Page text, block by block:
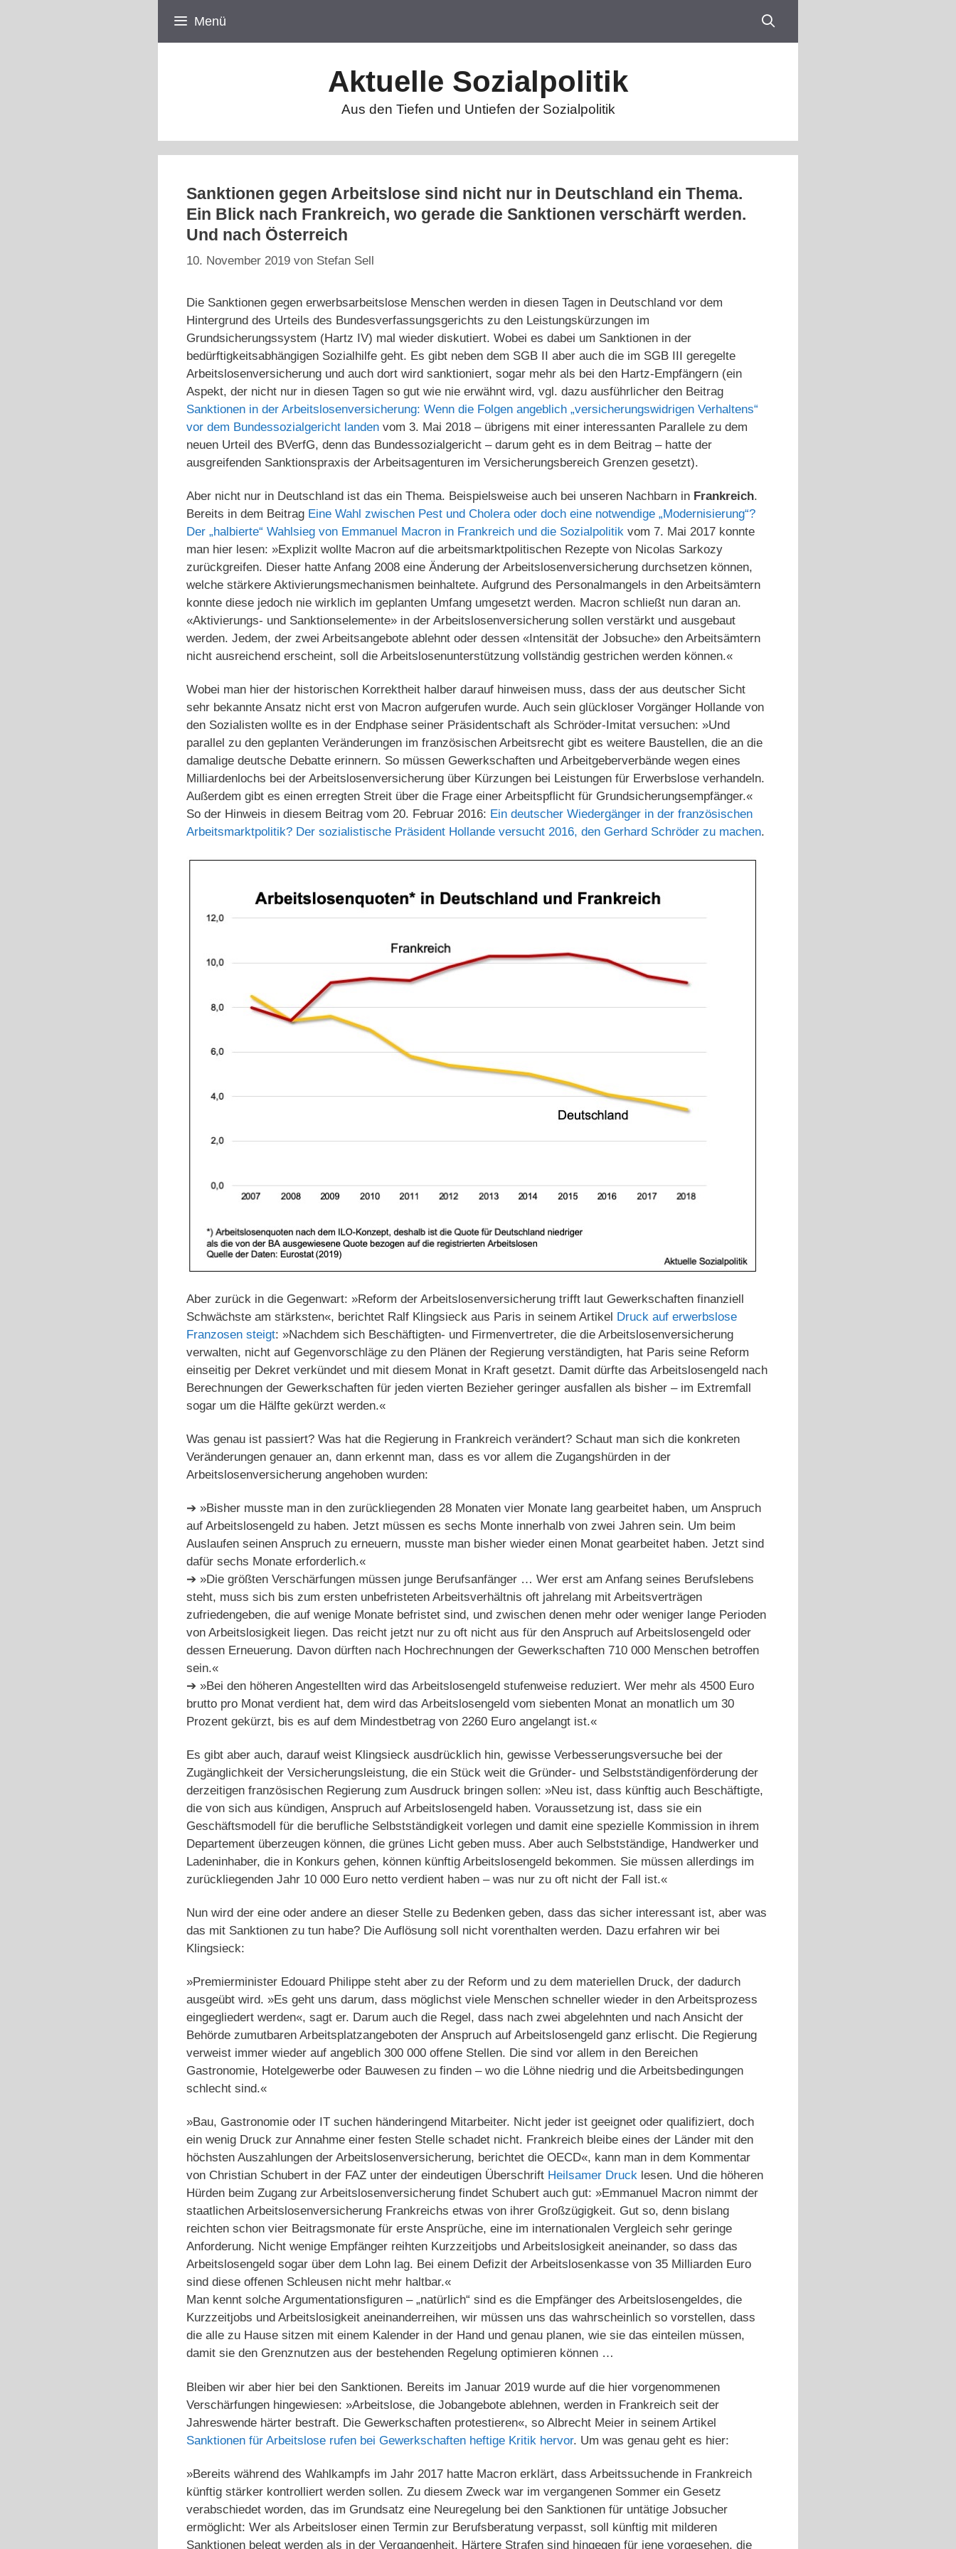
Menü
Aktuelle Sozialpolitik
Aus den Tiefen und Untiefen der Sozialpolitik
Sanktionen gegen Arbeitslose sind nicht nur in Deutschland ein Thema.
Ein Blick nach Frankreich, wo gerade die Sanktionen verschärft werden.
Und nach Österreich
10. November 2019 von Stefan Sell
Die Sanktionen gegen erwerbsarbeitslose Menschen werden in diesen Tagen in Deutschland vor dem
Hintergrund des Urteils des Bundesverfassungsgerichts zu den Leistungskürzungen im
Grundsicherungssystem (Hartz IV) mal wieder diskutiert. Wobei es dabei um Sanktionen in der
bedürftigkeitsabhängigen Sozialhilfe geht. Es gibt neben dem SGB II aber auch die im SGB III geregelte
Arbeitslosenversicherung und auch dort wird sanktioniert, sogar mehr als bei den Hartz-Empfängern (ein
Aspekt, der nicht nur in diesen Tagen so gut wie nie erwähnt wird, vgl. dazu ausführlicher den Beitrag
Sanktionen in der Arbeitslosenversicherung: Wenn die Folgen angeblich „versicherungswidrigen Verhaltens“
vor dem Bundessozialgericht landen vom 3. Mai 2018 – übrigens mit einer interessanten Parallele zu dem
neuen Urteil des BVerfG, denn das Bundessozialgericht – darum geht es in dem Beitrag – hatte der
ausgreifenden Sanktionspraxis der Arbeitsagenturen im Versicherungsbereich Grenzen gesetzt).
Aber nicht nur in Deutschland ist das ein Thema. Beispielsweise auch bei unseren Nachbarn in Frankreich.
Bereits in dem Beitrag Eine Wahl zwischen Pest und Cholera oder doch eine notwendige „Modernisierung“?
Der „halbierte“ Wahlsieg von Emmanuel Macron in Frankreich und die Sozialpolitik vom 7. Mai 2017 konnte
man hier lesen: »Explizit wollte Macron auf die arbeitsmarktpolitischen Rezepte von Nicolas Sarkozy
zurückgreifen. Dieser hatte Anfang 2008 eine Änderung der Arbeitslosenversicherung durchsetzen können,
welche stärkere Aktivierungsmechanismen beinhaltete. Aufgrund des Personalmangels in den Arbeitsämtern
konnte diese jedoch nie wirklich im geplanten Umfang umgesetzt werden. Macron schließt nun daran an.
«Aktivierungs- und Sanktionselemente» in der Arbeitslosenversicherung sollen verstärkt und ausgebaut
werden. Jedem, der zwei Arbeitsangebote ablehnt oder dessen «Intensität der Jobsuche» den Arbeitsämtern
nicht ausreichend erscheint, soll die Arbeitslosenunterstützung vollständig gestrichen werden können.«
Wobei man hier der historischen Korrektheit halber darauf hinweisen muss, dass der aus deutscher Sicht
sehr bekannte Ansatz nicht erst von Macron aufgerufen wurde. Auch sein glückloser Vorgänger Hollande von
den Sozialisten wollte es in der Endphase seiner Präsidentschaft als Schröder-Imitat versuchen: »Und
parallel zu den geplanten Veränderungen im französischen Arbeitsrecht gibt es weitere Baustellen, die an die
damalige deutsche Debatte erinnern. So müssen Gewerkschaften und Arbeitgeberverbände wegen eines
Milliardenlochs bei der Arbeitslosenversicherung über Kürzungen bei Leistungen für Erwerbslose verhandeln.
Außerdem gibt es einen erregten Streit über die Frage einer Arbeitspflicht für Grundsicherungsempfänger.«
So der Hinweis in diesem Beitrag vom 20. Februar 2016: Ein deutscher Wiedergänger in der französischen
Arbeitsmarktpolitik? Der sozialistische Präsident Hollande versucht 2016, den Gerhard Schröder zu machen.
Aber zurück in die Gegenwart: »Reform der Arbeitslosenversicherung trifft laut Gewerkschaften finanziell
Schwächste am stärksten«, berichtet Ralf Klingsieck aus Paris in seinem Artikel Druck auf erwerbslose
Franzosen steigt: »Nachdem sich Beschäftigten- und Firmenvertreter, die die Arbeitslosenversicherung
verwalten, nicht auf Gegenvorschläge zu den Plänen der Regierung verständigten, hat Paris seine Reform
einseitig per Dekret verkündet und mit diesem Monat in Kraft gesetzt. Damit dürfte das Arbeitslosengeld nach
Berechnungen der Gewerkschaften für jeden vierten Bezieher geringer ausfallen als bisher – im Extremfall
sogar um die Hälfte gekürzt werden.«
Was genau ist passiert? Was hat die Regierung in Frankreich verändert? Schaut man sich die konkreten
Veränderungen genauer an, dann erkennt man, dass es vor allem die Zugangshürden in der
Arbeitslosenversicherung angehoben wurden:
➔ »Bisher musste man in den zurückliegenden 28 Monaten vier Monate lang gearbeitet haben, um Anspruch
auf Arbeitslosengeld zu haben. Jetzt müssen es sechs Monte innerhalb von zwei Jahren sein. Um beim
Auslaufen seinen Anspruch zu erneuern, musste man bisher wieder einen Monat gearbeitet haben. Jetzt sind
dafür sechs Monate erforderlich.«
➔ »Die größten Verschärfungen müssen junge Berufsanfänger … Wer erst am Anfang seines Berufslebens
steht, muss sich bis zum ersten unbefristeten Arbeitsverhältnis oft jahrelang mit Arbeitsverträgen
zufriedengeben, die auf wenige Monate befristet sind, und zwischen denen mehr oder weniger lange Perioden
von Arbeitslosigkeit liegen. Das reicht jetzt nur zu oft nicht aus für den Anspruch auf Arbeitslosengeld oder
dessen Erneuerung. Davon dürften nach Hochrechnungen der Gewerkschaften 710 000 Menschen betroffen
sein.«
➔ »Bei den höheren Angestellten wird das Arbeitslosengeld stufenweise reduziert. Wer mehr als 4500 Euro
brutto pro Monat verdient hat, dem wird das Arbeitslosengeld vom siebenten Monat an monatlich um 30
Prozent gekürzt, bis es auf dem Mindestbetrag von 2260 Euro angelangt ist.«
Es gibt aber auch, darauf weist Klingsieck ausdrücklich hin, gewisse Verbesserungsversuche bei der
Zugänglichkeit der Versicherungsleistung, die ein Stück weit die Gründer- und Selbstständigenförderung der
derzeitigen französischen Regierung zum Ausdruck bringen sollen: »Neu ist, dass künftig auch Beschäftigte,
die von sich aus kündigen, Anspruch auf Arbeitslosengeld haben. Voraussetzung ist, dass sie ein
Geschäftsmodell für die berufliche Selbstständigkeit vorlegen und damit eine spezielle Kommission in ihrem
Departement überzeugen können, die grünes Licht geben muss. Aber auch Selbstständige, Handwerker und
Ladeninhaber, die in Konkurs gehen, können künftig Arbeitslosengeld bekommen. Sie müssen allerdings im
zurückliegenden Jahr 10 000 Euro netto verdient haben – was nur zu oft nicht der Fall ist.«
Nun wird der eine oder andere an dieser Stelle zu Bedenken geben, dass das sicher interessant ist, aber was
das mit Sanktionen zu tun habe? Die Auflösung soll nicht vorenthalten werden. Dazu erfahren wir bei
Klingsieck:
»Premierminister Edouard Philippe steht aber zu der Reform und zu dem materiellen Druck, der dadurch
ausgeübt wird. »Es geht uns darum, dass möglichst viele Menschen schneller wieder in den Arbeitsprozess
eingegliedert werden«, sagt er. Darum auch die Regel, dass nach zwei abgelehnten und nach Ansicht der
Behörde zumutbaren Arbeitsplatzangeboten der Anspruch auf Arbeitslosengeld ganz erlischt. Die Regierung
verweist immer wieder auf angeblich 300 000 offene Stellen. Die sind vor allem in den Bereichen
Gastronomie, Hotelgewerbe oder Bauwesen zu finden – wo die Löhne niedrig und die Arbeitsbedingungen
schlecht sind.«
»Bau, Gastronomie oder IT suchen händeringend Mitarbeiter. Nicht jeder ist geeignet oder qualifiziert, doch
ein wenig Druck zur Annahme einer festen Stelle schadet nicht. Frankreich bleibe eines der Länder mit den
höchsten Auszahlungen der Arbeitslosenversicherung, berichtet die OECD«, kann man in dem Kommentar
von Christian Schubert in der FAZ unter der eindeutigen Überschrift Heilsamer Druck lesen. Und die höheren
Hürden beim Zugang zur Arbeitslosenversicherung findet Schubert auch gut: »Emmanuel Macron nimmt der
staatlichen Arbeitslosenversicherung Frankreichs etwas von ihrer Großzügigkeit. Gut so, denn bislang
reichten schon vier Beitragsmonate für erste Ansprüche, eine im internationalen Vergleich sehr geringe
Anforderung. Nicht wenige Empfänger reihten Kurzzeitjobs und Arbeitslosigkeit aneinander, so dass das
Arbeitslosengeld sogar über dem Lohn lag. Bei einem Defizit der Arbeitslosenkasse von 35 Milliarden Euro
sind diese offenen Schleusen nicht mehr haltbar.«
Man kennt solche Argumentationsfiguren – „natürlich“ sind es die Empfänger des Arbeitslosengeldes, die
Kurzzeitjobs und Arbeitslosigkeit aneinanderreihen, wir müssen uns das wahrscheinlich so vorstellen, dass
die alle zu Hause sitzen mit einem Kalender in der Hand und genau planen, wie sie das einteilen müssen,
damit sie den Grenznutzen aus der bestehenden Regelung optimieren können …
Bleiben wir aber hier bei den Sanktionen. Bereits im Januar 2019 wurde auf die hier vorgenommenen
Verschärfungen hingewiesen: »Arbeitslose, die Jobangebote ablehnen, werden in Frankreich seit der
Jahreswende härter bestraft. Die Gewerkschaften protestieren«, so Albrecht Meier in seinem Artikel
Sanktionen für Arbeitslose rufen bei Gewerkschaften heftige Kritik hervor. Um was genau geht es hier:
»Bereits während des Wahlkampfs im Jahr 2017 hatte Macron erklärt, dass Arbeitssuchende in Frankreich
künftig stärker kontrolliert werden sollen. Zu diesem Zweck war im vergangenen Sommer ein Gesetz
verabschiedet worden, das im Grundsatz eine Neuregelung bei den Sanktionen für untätige Jobsucher
ermöglicht: Wer als Arbeitsloser einen Termin zur Berufsberatung verpasst, soll künftig mit milderen
Sanktionen belegt werden als in der Vergangenheit. Härtere Strafen sind hingegen für jene vorgesehen, die